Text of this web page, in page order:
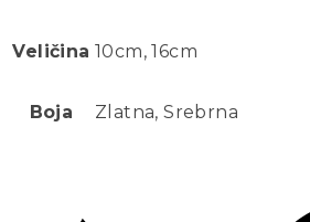
Veličina 10cm, 16cm
Boja Zlatna, Srebrna